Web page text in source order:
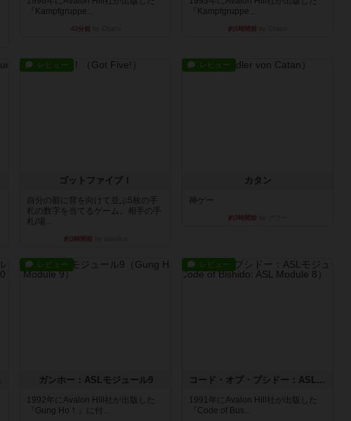
『Kampfgruppe...
43分前
『Kampfgruppe...
約1時間前
レビュー
ゴットファイブ！
自分の前に背を向けて並ぶ5枚の手
札の数字を当てるゲーム。相手の手
札/場...
約3時間前
レビュー
カタン
神ゲー
約3時間前
レビュー
ガンホー：ASLモジュール9
1992年にAvalon Hill社が出版した
『Gung Ho！』に付...
レビュー
コード・オブ・ブシドー：ASLモジュール8
1991年にAvalon Hill社が出版した
『Code of Bus...